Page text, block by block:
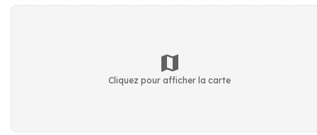
Cliquez pour afficher la carte